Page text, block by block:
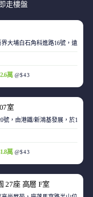
走樓盤
大埔白石角科進路16號，遠離
萬 @$43
室
號，由港鐵/新鴻基發展，於
萬 @$43
27座 高層 F室